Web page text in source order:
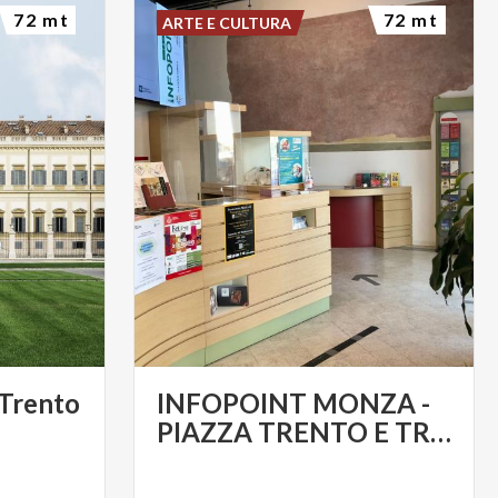
per i tedofori:
staffetta,
delle
proprio fino
si dirigerà
e Trieste
72 mt
INFOPOINT MONZA -
PIAZZA TRENTO E TRIESTE
ARTE E CULTURA 72 mt